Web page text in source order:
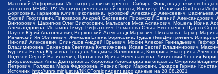
Массовой Информации, Институт развития прессы - Сибирь, Фонд поддержки
агентство МЕМО. РУ, Институт региональной прессы, Институт Развития Свободы
Борисовна, Таранова Юлия Николаевна, Туровский Александр Алексеевич,
Сергей Георгиевич, Пивоваров Андрей Сергеевич, Писемский Евгений
Викторович, Шарипков Олег Викторович, Мальсагов Муса Асланович, Мошель Ирина
Александровна, Исламов Тимур Рифгатович, Романова Ольга Евгеньевна, Щаров
Паутов Юрий Анатольевич, Верховский Александр Маркович, Пислакова-Паркер
Рачинский Ян Збигневич, Жемкова Елена Борисовна, Гудков Лев Дмитриевич,
Николай Алексеевич, Блинушов Андрей Юрьевич, Мосин Алексей Геннадьевич,
Владимировна, Баженова Светлана Куприяновна, Исаев Сергей Владимирович,
Буртина Елена Юрьевна, Гендель Людмила Залмановна, Кокорина Екатерина
Подузов Сергей Васильевич, Протасова Ирина Вячеславовна, Литинский Леонид
Добровольская Анна Дмитриевна, Королева Александра Евгеньевна, Смирнов
Петрович, Полякова Мара Федоровна, Резник Генри Маркович, Захаров Герман
Источник: http://unro.minjust.ru/NKOForeignAgent.aspx данные на 28.08.2021